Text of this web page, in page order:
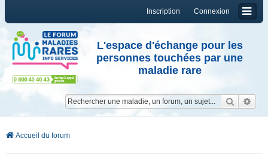
Connexion
Inscription
L'espace d'échange pour les
personnes touchées par une
maladie rare
Accueil du forum